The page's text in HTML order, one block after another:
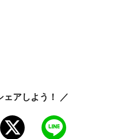
ェアしよう！ ／